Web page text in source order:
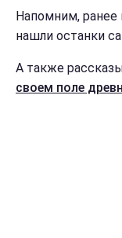
Напомним, ранее
нашли останки
А также
своем поле